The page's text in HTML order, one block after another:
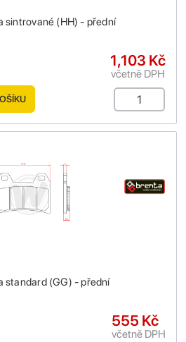
sintrované (HH) - přední
1,103 Kč
včetně DPH
standard (GG) - přední
555 Kč
včetně DPH